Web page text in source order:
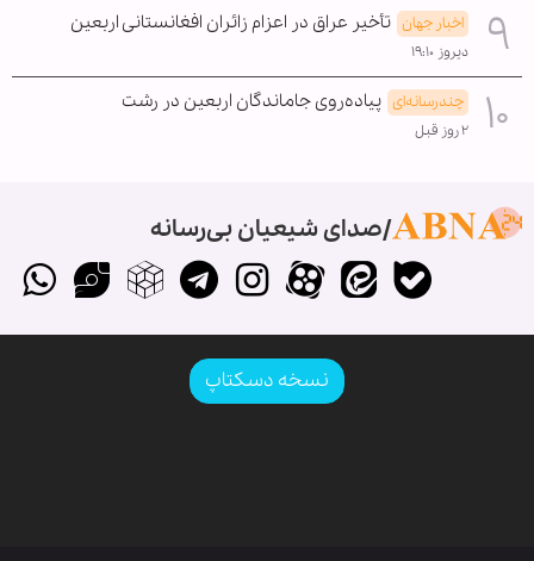
اخبار جهان تأخیر عراق در اعزام زائران افغانستانی اربعین
دیروز ۱۹:۱۰
چندرسانه‌ای پیاده‌روی جاماندگان اربعین در رشت
۲ روز قبل
صدای شیعیان بی‌رسانه
نسخه دسکتاپ